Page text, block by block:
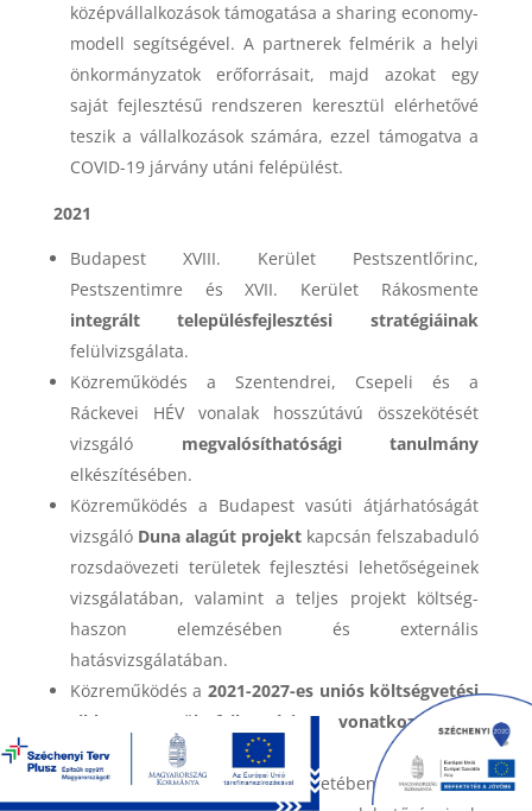
középvállalkozások támogatása a sharing economy-
modell segítségével. A partnerek felmérik a helyi
önkormányzatok erőforrásait, majd azokat egy
saját fejlesztésű rendszeren keresztül elérhetővé
teszik a vállalkozások számára, ezzel támogatva a
COVID-19 járvány utáni felépülést.
2021
Budapest XVIII. Kerület Pestszentlőrinc,
Pestszentimre és XVII. Kerület Rákosmente
integrált településfejlesztési stratégiáinak
felülvizsgálata.
Közreműködés a Szentendrei, Csepeli és a
Ráckevei HÉV vonalak hosszútávú összekötését
vizsgáló megvalósíthatósági tanulmány
elkészítésében.
Közreműködés a Budapest vasúti átjárhatóságát
vizsgáló Duna alagút projekt kapcsán felszabaduló
rozsdaövezeti területek fejlesztési lehetőségeinek
vizsgálatában, valamint a teljes projekt költség-
haszon elemzésében és externális
hatásvizsgálatában.
Közreműködés a 2021-2027-es uniós költségvetési
ciklus területfejlesztési vonatkozásainak
tervezésébenFejér megyében.
AzESPON LAKES
projekt keretében az európai